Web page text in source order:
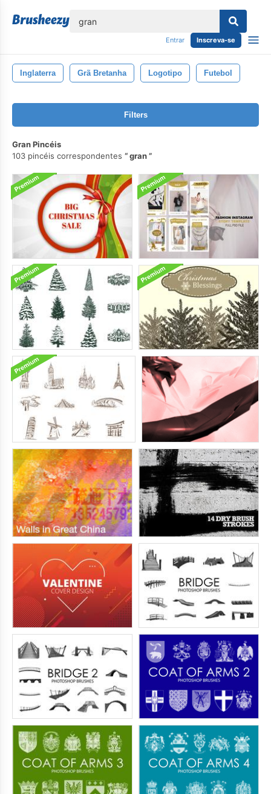
Entrar Inscreva-se
Inglaterra Grã Bretanha Logotipo Futebol
Filters
Gran Pincéis
103 pincéis correspondentes
gran